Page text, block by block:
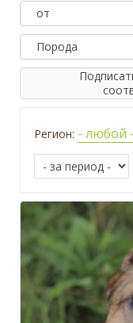
от
Порода
Регион: - любой -